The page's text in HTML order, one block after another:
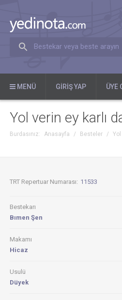
Bestekar veya beste arayın
MENÜ GIRIŞ YAP ÜYE
Yol verin ey karlı
Burdasınız: Anasayfa / Besteler /
TRT Repertuar Numarası: 11533
Bestekarı
Bımen Şen
Makamı
Hicaz
Usulü
Düyek